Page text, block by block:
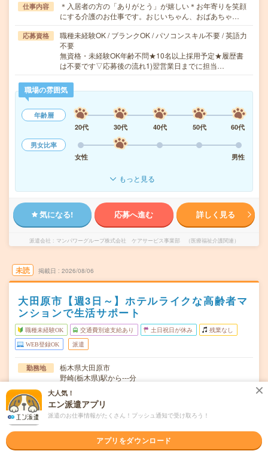
仕事内容
＊入居者の方の「ありがとう」が嬉しい＊お年寄りを笑顔
にする介護のお仕事です。おじいちゃん、おばあちゃ…
応募資格
職種未経験OK / ブランクOK / パソコンスキル不要 / 英語力
不要
無資格・未経験OK年齢不問★10名以上採用予定★履歴書
は不要です▽応募後の流れ1)翌営業日までに担当…
職場の雰囲気
年齢層
20代
30代 40代 50代
60代
男女比率
女性
男性
もっと見る
気になる! 応募へ進む 詳しく見る
派遣会社 マンパワーグループ株式会社 ケアサービス事業部 （医療福祉介護関連）
未読 掲載日 2026/08/06
大田原市【週3日～】ホテルライクな高齢者マ
ンションで生活サポート
職種未経験OK 交通費別途支給あり 土日祝日が休み 残業なし
WEB登録OK 派遣
勤務地
栃木県大田原市
野崎(栃木県)駅から---分
曜日頻度 週3日～5日OK（月～金） ★土日休みOK
時間
★1日5時間～の時短シフトOK★スタート時間選べます！
開始日はご相談ください！ ★急募 ★職場が気に入れ
大人気！
エン派遣アプリ
派遣のお仕事情報がたくさん！プッシュ通知で受け取ろう！
アプリをダウンロード